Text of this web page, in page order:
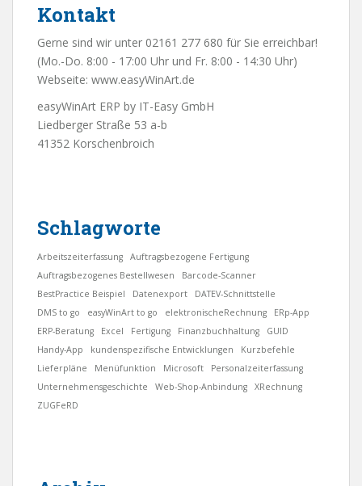
Kontakt
Gerne sind wir unter 02161 277 680 für Sie erreichbar!
(Mo.-Do. 8:00 - 17:00 Uhr und Fr. 8:00 - 14:30 Uhr)
Webseite: www.easyWinArt.de
easyWinArt ERP by IT-Easy GmbH
Liedberger Straße 53 a-b
41352 Korschenbroich
Schlagworte
Arbeitszeiterfassung
Auftragsbezogene Fertigung
Auftragsbezogenes Bestellwesen
Barcode-Scanner
BestPractice Beispiel
Datenexport
DATEV-Schnittstelle
DMS to go
easyWinArt to go elektronischeRechnung
ERp-App
ERP-Beratung
Excel Fertigung Finanzbuchhaltung
GUID
Handy-App
kundenspezifische Entwicklungen
Kurzbefehle
Lieferpläne
Menüfunktion Microsoft
Personalzeiterfassung
Unternehmensgeschichte
Web-Shop-Anbindung
XRechnung
ZUGFeRD